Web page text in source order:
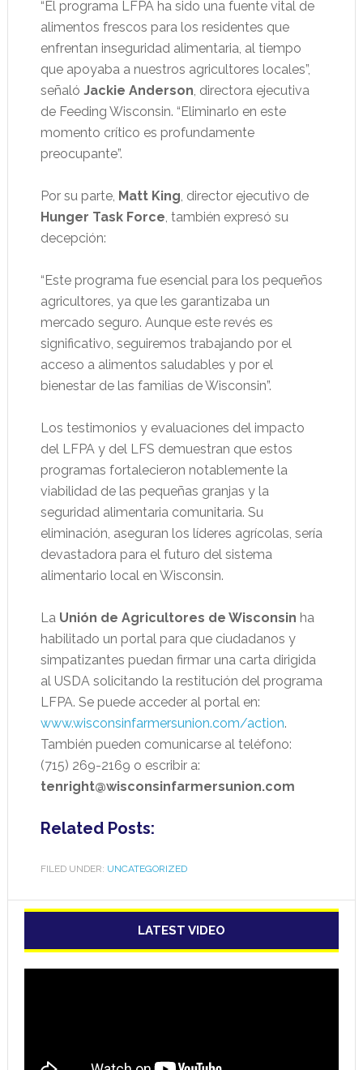
“El programa LFPA ha sido una fuente vital de
alimentos frescos para los residentes que
enfrentan inseguridad alimentaria, al tiempo
que apoyaba a nuestros agricultores locales”,
señaló Jackie Anderson, directora ejecutiva
de Feeding Wisconsin. “Eliminarlo en este
momento crítico es profundamente
preocupante”.
Por su parte, Matt King, director ejecutivo de
Hunger Task Force, también expresó su
decepción:
“Este programa fue esencial para los pequeños
agricultores, ya que les garantizaba un
mercado seguro. Aunque este revés es
significativo, seguiremos trabajando por el
acceso a alimentos saludables y por el
bienestar de las familias de Wisconsin”.
Los testimonios y evaluaciones del impacto
del LFPA y del LFS demuestran que estos
programas fortalecieron notablemente la
viabilidad de las pequeñas granjas y la
seguridad alimentaria comunitaria. Su
eliminación, aseguran los líderes agrícolas, sería
devastadora para el futuro del sistema
alimentario local en Wisconsin.
La Unión de Agricultores de Wisconsin ha
habilitado un portal para que ciudadanos y
simpatizantes puedan firmar una carta dirigida
al USDA solicitando la restitución del programa
LFPA. Se puede acceder al portal en:
www.wisconsinfarmersunion.com/action.
También pueden comunicarse al teléfono:
(715) 269-2169 o escribir a:
tenright@wisconsinfarmersunion.com
Related Posts:
FILED UNDER: UNCATEGORIZED
LATEST VIDEO